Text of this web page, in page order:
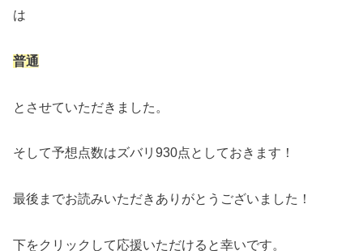
は
普通
とさせていただきました。
そして予想点数はズバリ930点としておきます！
最後までお読みいただきありがとうございました！
下をクリックして応援いただけると幸いです。